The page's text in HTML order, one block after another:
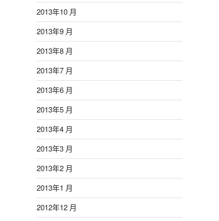
2013年10 月
2013年9 月
2013年8 月
2013年7 月
2013年6 月
2013年5 月
2013年4 月
2013年3 月
2013年2 月
2013年1 月
2012年12 月